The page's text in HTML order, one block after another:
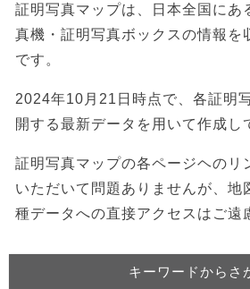
証明写真マップは、日本全国にあ
真機・証明写真ボックスの情報を
です。
2024年10月21日時点で、各証明
開する最新データを用いて作成し
証明写真マップの各ページヘのリ
いただいて問題ありませんが、地
種データへの直接アクセスはご遠
キーワードからさ